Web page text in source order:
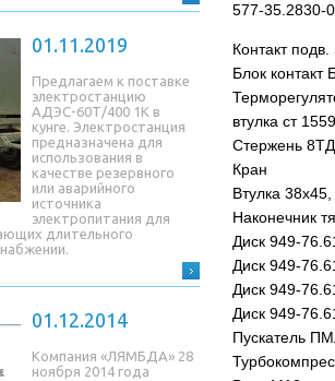
01.11.2019
Предлагаем к поставке
электростанцию
АДЭС-60Т/400 1К в
кунге. Электростанция
предназначена для
использования в
качестве резервного
или аварийного
источника
электропитания для
длительного
01.12.2014
Компания «ЛЯМБДА» 28
ноября 2014 года
577-35.2830-
Контакт
Блок
втулка ст
Стержень
Кран
Втулка
Наконечник
Диск 949-
Диск 949-
Диск 949-
Диск 949-
Пускатель